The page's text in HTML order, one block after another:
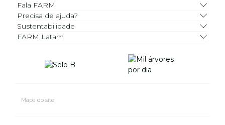
Fala FARM
Precisa de ajuda?
Sustentabilidade
FARM Latam
Mapa do site